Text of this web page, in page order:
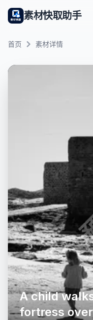
素材快取助手
首页 素材详情
A child
fortress